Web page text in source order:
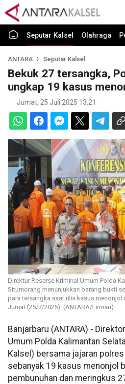
Seputar Kalsel Olahraga
ANTARA Seputar Kalsel
Bekuk 27 tersangka,
ungkap 19 kasus
Jumat, 25 Juli 2025 13:21
Direktur Reserse Kriminal Umum Polda
Situmorang menunjukkan barang bukti
para tersangka saat rilis kasus menonjol
Jumat (25/7/2025). (ANTARA/Firman)
Banjarbaru (ANTARA) -
Umum Polda Kalimantan
Kalsel) bersama jajaran
sebanyak 19 kasus menonjol
pembunuhan dan meringkus